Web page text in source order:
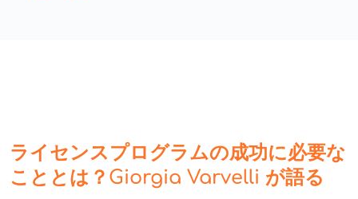
ライセンスプログラムの成功に必要な
こととは？Giorgia Varvelli が語る